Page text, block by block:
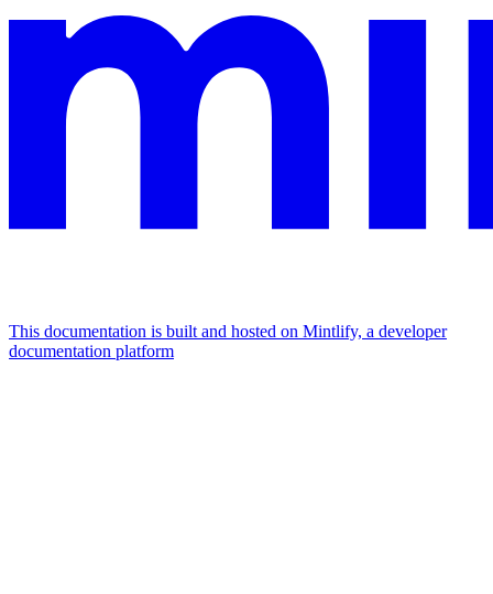
This documentation is built and hosted on Mintlify, a developer
documentation platform